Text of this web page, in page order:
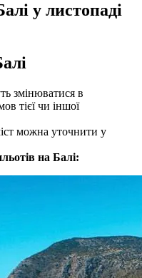
у листопаді
змінюватися в
тієї чи іншої
можна уточнити у
на Балі: